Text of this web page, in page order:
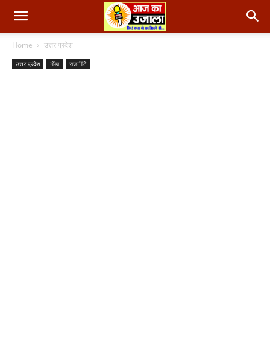
Home उत्तर प्रदेश
उत्तर प्रदेश गोंडा राजनीति